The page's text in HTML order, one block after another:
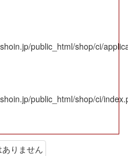
public_html/shop/ci/
public_html/shop/ci/